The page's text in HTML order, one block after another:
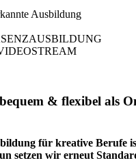
Ausbildung
& flexibel als
für kreative Berufe
setzen wir erneut